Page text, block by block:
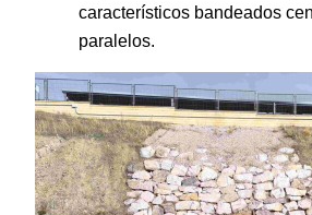
característicos bandeados
paralelos.